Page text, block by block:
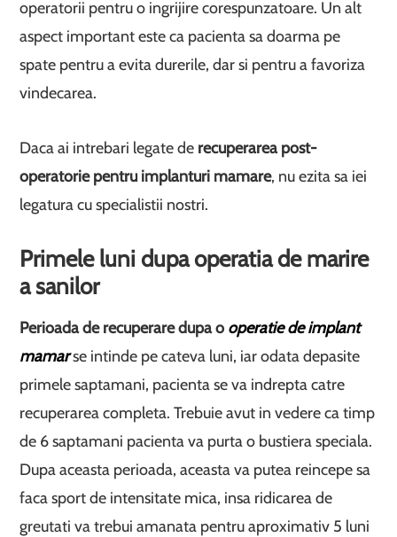
operatorii pentru o ingrijire corespunzatoare. Un alt
aspect important este ca pacienta sa doarma pe
spate pentru a evita durerile, dar si pentru a favoriza
vindecarea.
Daca ai intrebari legate de recuperarea post-
operatorie pentru implanturi mamare, nu ezita sa iei
legatura cu specialistii nostri.
Primele luni dupa operatia de marire
a sanilor
Perioada de recuperare dupa o operatie de implant
mamarse intinde pe cateva luni, iar odata depasite
primele saptamani, pacienta se va indrepta catre
recuperarea completa. Trebuie avut in vedere ca timp
de 6 saptamani pacienta va purta o bustiera speciala.
Dupa aceasta perioada, aceasta va putea reincepe sa
faca sport de intensitate mica, insa ridicarea de
greutati va trebui amanata pentru aproximativ 5 luni